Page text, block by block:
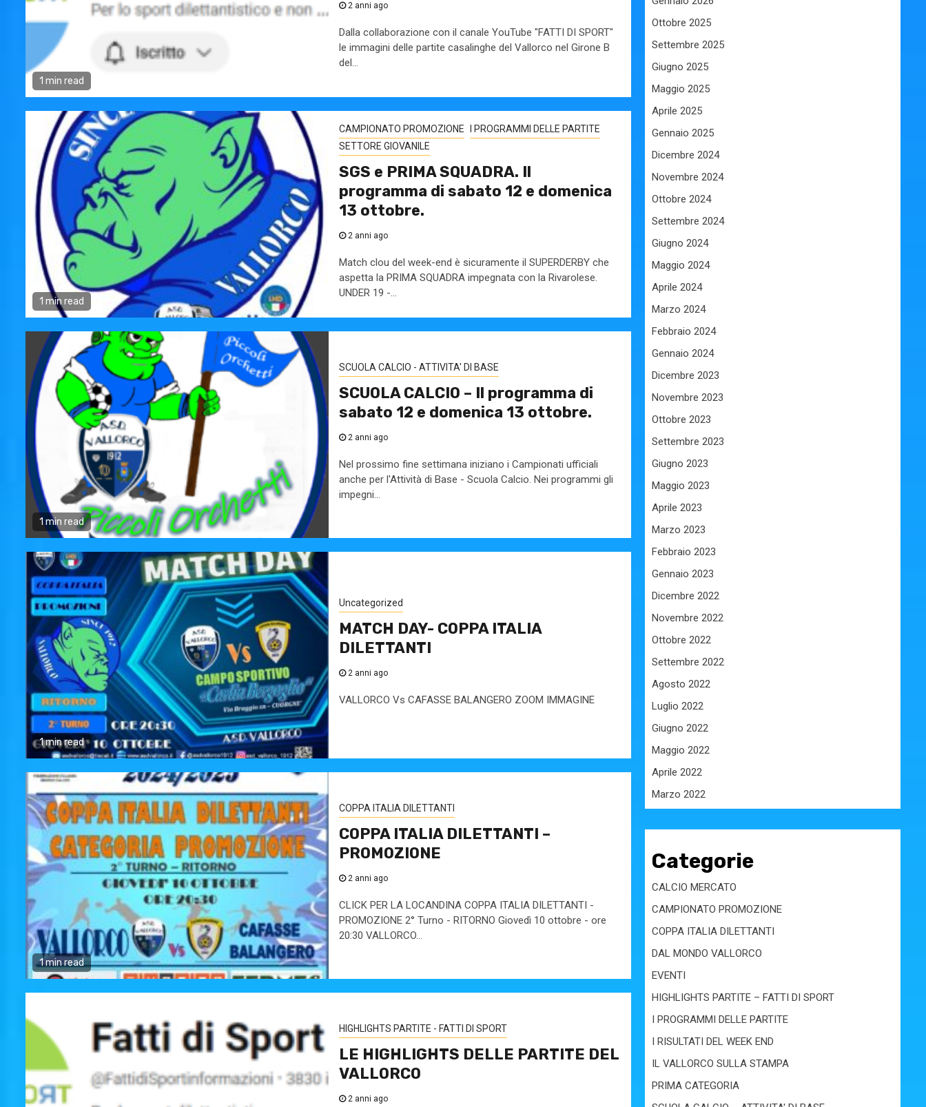
1 min read
2 anni ago
Dalla collaborazione con il canale YouTube "FATTI DI SPORT"
le immagini delle partite casalinghe del Vallorco nel Girone B
del...
1 min read
CAMPIONATO PROMOZIONE
I PROGRAMMI DELLE PARTITE
SETTORE GIOVANILE
SGS e PRIMA SQUADRA. Il
programma di sabato 12 e domenica
13 ottobre.
2 anni ago
Match clou del week-end è sicuramente il SUPERDERBY che
aspetta la PRIMA SQUADRA impegnata con la Rivarolese.
UNDER 19 -...
1 min read
SCUOLA CALCIO - ATTIVITA' DI BASE
SCUOLA CALCIO – Il programma di
sabato 12 e domenica 13 ottobre.
2 anni ago
Nel prossimo fine settimana iniziano i Campionati ufficiali
anche per l'Attività di Base - Scuola Calcio. Nei programmi gli
impegni...
1 min read
Uncategorized
MATCH DAY- COPPA ITALIA
DILETTANTI
2 anni ago
VALLORCO Vs CAFASSE BALANGERO ZOOM IMMAGINE
1 min read
COPPA ITALIA DILETTANTI
COPPA ITALIA DILETTANTI –
PROMOZIONE
2 anni ago
CLICK PER LA LOCANDINA COPPA ITALIA DILETTANTI -
PROMOZIONE 2° Turno - RITORNO Giovedì 10 ottobre - ore
20:30 VALLORCO...
HIGHLIGHTS PARTITE - FATTI DI SPORT
LE HIGHLIGHTS DELLE PARTITE DEL
VALLORCO
2 anni ago
Ottobre 2025
Settembre 2025
Giugno 2025
Maggio 2025
Aprile 2025
Gennaio 2025
Dicembre 2024
Novembre 2024
Ottobre 2024
Settembre 2024
Giugno 2024
Maggio 2024
Aprile 2024
Marzo 2024
Febbraio 2024
Gennaio 2024
Dicembre 2023
Novembre 2023
Ottobre 2023
Settembre 2023
Giugno 2023
Maggio 2023
Aprile 2023
Marzo 2023
Febbraio 2023
Gennaio 2023
Dicembre 2022
Novembre 2022
Ottobre 2022
Settembre 2022
Agosto 2022
Luglio 2022
Giugno 2022
Maggio 2022
Aprile 2022
Marzo 2022
Categorie
CALCIO MERCATO
CAMPIONATO PROMOZIONE
COPPA ITALIA DILETTANTI
DAL MONDO VALLORCO
EVENTI
HIGHLIGHTS PARTITE – FATTI DI SPORT
I PROGRAMMI DELLE PARTITE
I RISULTATI DEL WEEK END
IL VALLORCO SULLA STAMPA
PRIMA CATEGORIA